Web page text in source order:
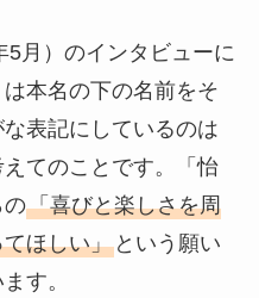
月）のインタビューに
本名の下の名前をそ
表記にしているのは
てのことです。「怡
の「喜びと楽しさを周
ほしい」という願い
す。